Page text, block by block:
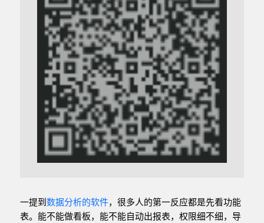
一提到数据分析的软件，很多人的第一反应都是先看功能
表。能不能做看板，能不能自动出报表，权限细不细，导